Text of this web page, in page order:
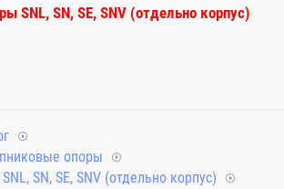
SNL, SN, SE, SNV (отдельно корпус)
опоры
SN, SE, SNV (отдельно корпус)